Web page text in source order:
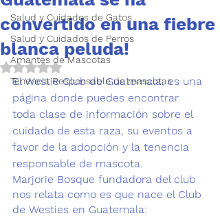
Salud y Cuidados de Gatos
Salud y Cuidados de Perros
Amantes de Mascotas
Tenencia Responsable de mascotas
convertido en una fiebre
blanca peluda!
Obtuvo NaN de 5 estrellas.
El Westie Club de Guatemala, es una
página donde puedes encontrar
toda clase de información sobre el
cuidado de esta raza, su eventos a
favor de la adopción y la tenencia
responsable de mascota.
Marjorie Bosque fundadora del club
nos relata como es que nace el Club
de Westies en Guatemala: